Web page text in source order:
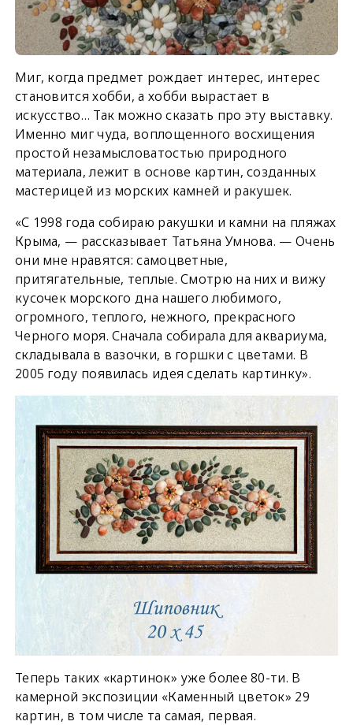
Миг, когда предмет рождает интерес, интерес
становится хобби, а хобби вырастает в
искусство… Так можно сказать про эту выставку.
Именно миг чуда, воплощенного восхищения
простой незамысловатостью природного
материала, лежит в основе картин, созданных
мастерицей из морских камней и ракушек.
«С 1998 года собираю ракушки и камни на пляжах
Крыма, — рассказывает Татьяна Умнова. — Очень
они мне нравятся: самоцветные,
притягательные, теплые. Смотрю на них и вижу
кусочек морского дна нашего любимого,
огромного, теплого, нежного, прекрасного
Черного моря. Сначала собирала для аквариума,
складывала в вазочки, в горшки с цветами. В
2005 году появилась идея сделать картинку».
Теперь таких «картинок» уже более 80-ти. В
камерной экспозиции «Каменный цветок» 29
картин, в том числе та самая, первая.